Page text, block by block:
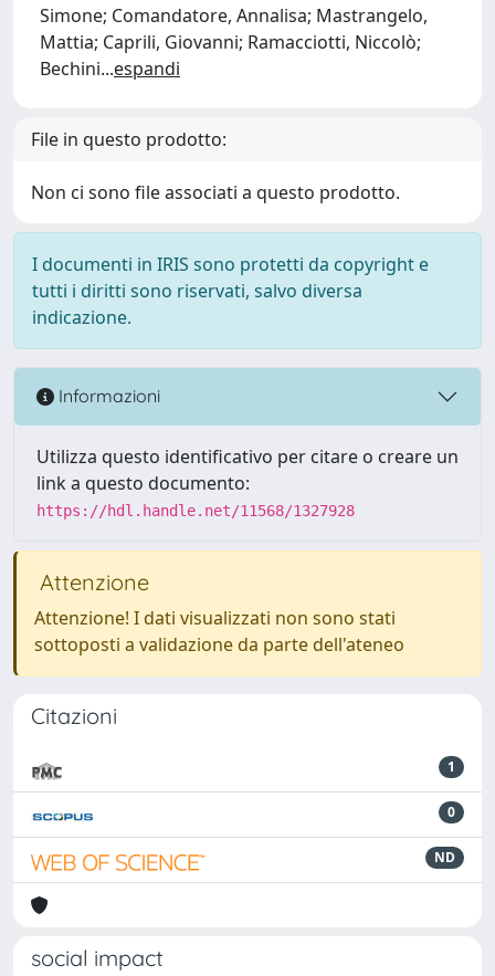
Simone; Comandatore, Annalisa; Mastrangelo,
Mattia; Caprili, Giovanni; Ramacciotti, Niccolò;
Bechini...espandi
File in questo prodotto:
Non ci sono file associati a questo prodotto.
I documenti in IRIS sono protetti da copyright e
tutti i diritti sono riservati, salvo diversa
indicazione.
Informazioni
Utilizza questo identificativo per citare o creare un
link a questo documento:
https://hdl.handle.net/11568/1327928
Attenzione
Attenzione! I dati visualizzati non sono stati
sottoposti a validazione da parte dell'ateneo
Citazioni
1
0
ND
social impact